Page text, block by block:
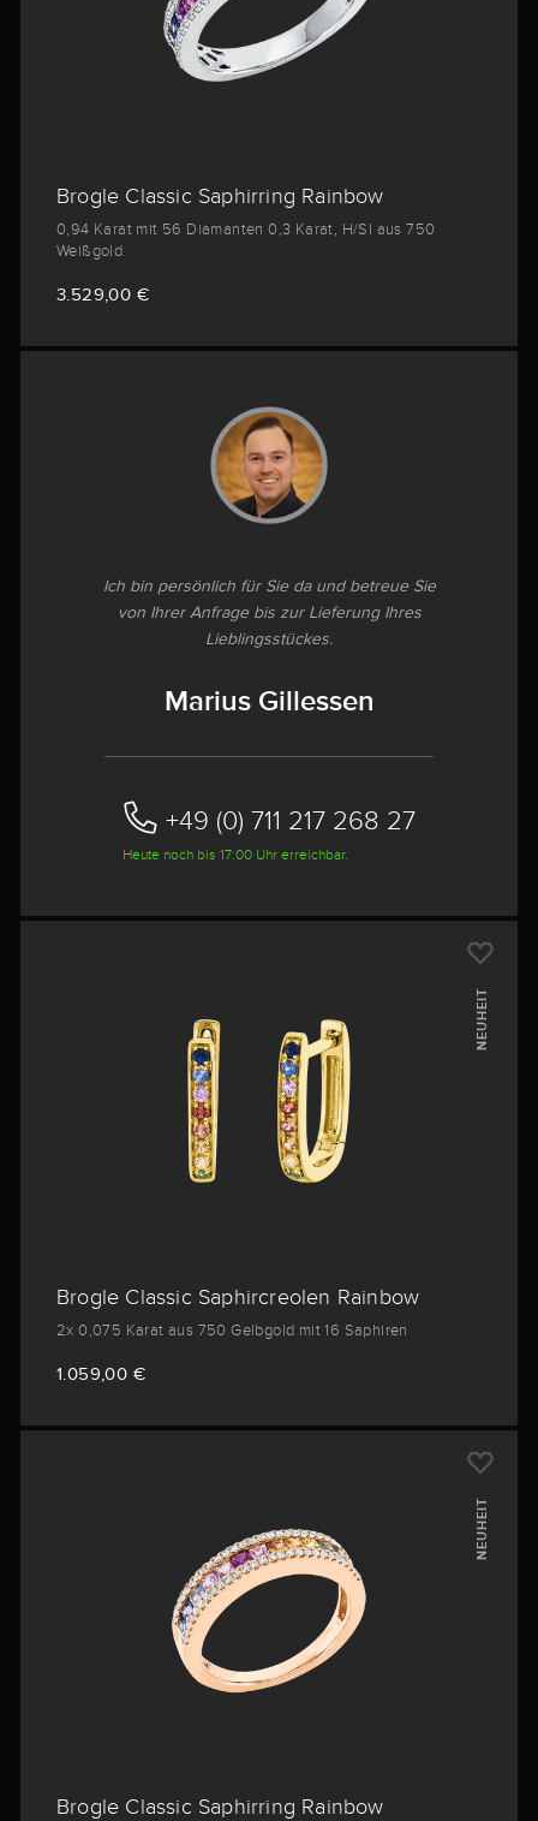
Brogle Classic Saphirring Rainbow
0,94 Karat mit 56 Diamanten 0,3 Karat, H/SI aus 750
Weißgold
3.529,00 €
Ich bin persönlich für Sie da und betreue Sie
von Ihrer Anfrage bis zur Lieferung Ihres
Lieblingsstückes.
Marius Gillessen
+49 (0) 711 217 268 27
Heute noch bis 17:00 Uhr erreichbar.
NEUHEIT
Brogle Classic Saphircreolen Rainbow
2x 0,075 Karat aus 750 Gelbgold mit 16 Saphiren
1.059,00 €
NEUHEIT
Brogle Classic Saphirring Rainbow